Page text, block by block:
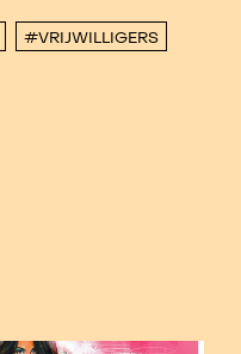
#VRIJWILLIGERS